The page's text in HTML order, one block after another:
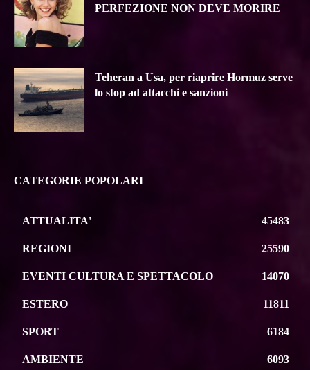
PERFEZIONE NON DEVE MORIRE
Teheran a Usa, per riaprire Hormuz serve
lo stop ad attacchi e sanzioni
CATEGORIE POPOLARI
ATTUALITA' 45483
REGIONI 25590
EVENTI CULTURA E SPETTACOLO 14070
ESTERO 11811
SPORT 6184
AMBIENTE 6093